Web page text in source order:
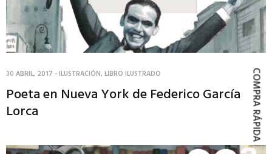
30 ABRIL, 2017 -ILUSTRACIÓN,LIBRO ILUSTRADO
Poeta en Nueva York de Federico García
Lorca
COMPRA RÁPIDA